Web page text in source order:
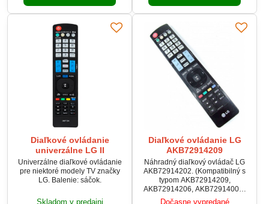
Diaľkové ovládanie
univerzálne LG II
Univerzálne diaľkové ovládanie
pre niektoré modely TV značky
LG. Balenie: sáčok.
Skladom v predajni
Diaľkové ovládanie LG
AKB72914209
Náhradný diaľkový ovládač LG
AKB72914202. (Kompatibilný s
typom AKB72914209,
AKB72914206, AKB72914004)
Rovnaký vzhľad aj funkcie ako
Dočasne vypredané